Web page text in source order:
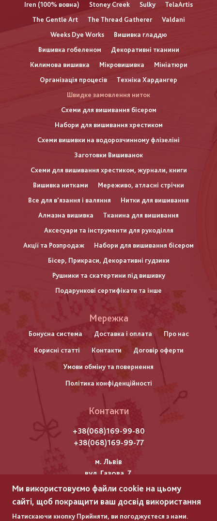
Iren (100% вовна)
Stoney Creek Sulky
TelaArtis
The Gentle Art
The Thread Gatherer
Valdani
Weeks Dye Works
Вишивка гладдю
Вишивка гобеленом
Декоративні тканини
Килимова вишивка
Мікровишивка
Мініатюри
Організація процесів
Техніка Хардангер
Швидке замовлення ниток
Схеми для вишивання бісером
Набори для вишивання хрестиком
Схеми вишивки на водорозчинному флізеліні
Заготовки Вишиванок
Схеми для вишивання хрестиком, журнали, книги
Вишивка нитками
Мереживо, атласні стрічки
Все для в'язання і валяння
Нитки для вишивання
Алмазна вишивка
Тканина для вишивання
Аксесуари та інструменти для рукоділля
Акції та Розпродаж
Набори для вишивання бісером
Бісер, Прикраси, Декоративні гудзики
Рушники та скатертини під вишивку
Подарункові сертифікати та інше
нижнього
колонтитулу
Мережка
Бонусна система Доставка і оплата Про нас
Корисні статті Контакти Договір оферти
Умови обміну та повернення
Політика конфіденційності
Контакти
+38(068)169-99-80
+38(068)169-99-77
м. Львів
вул. Газова, 7
Всі права захищені "Мережка"
Copyright © 2025
Ми використовуємо файли cookie на цьому
сайті, щоб покращити ваш досвід використання
Натискаючи кнопку Прийняти, ви погоджуєтеся з нами.